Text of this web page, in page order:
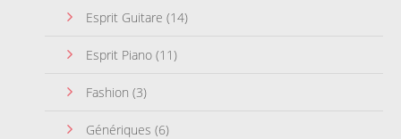
Esprit Guitare (14)
Esprit Piano (11)
Fashion (3)
Génériques (6)